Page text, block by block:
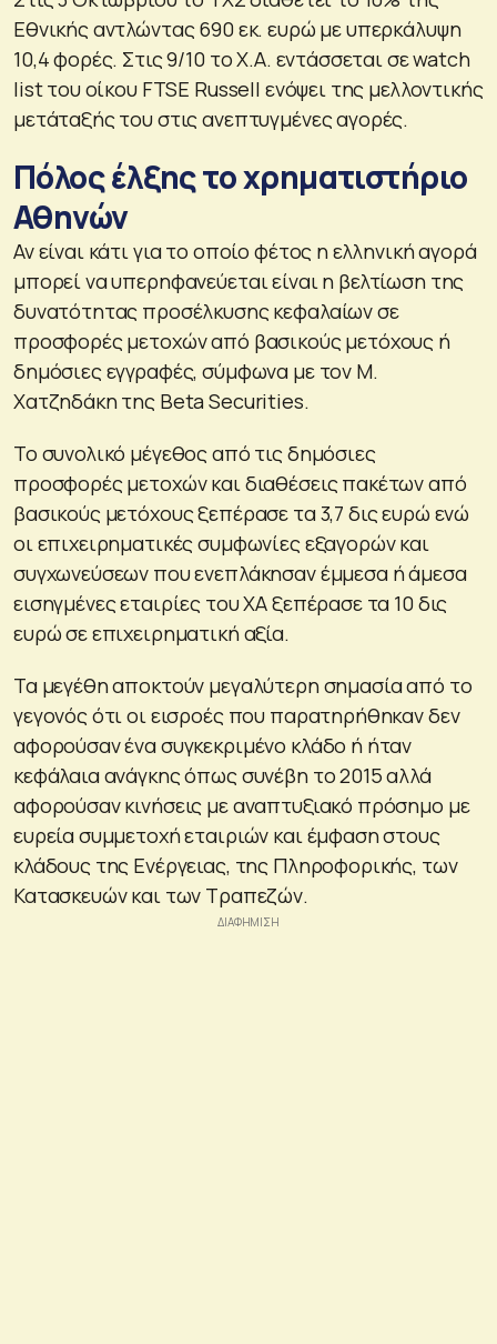
Εθνικής αντλώντας 690 εκ. ευρώ με υπερκάλυψη
10,4 φορές. Στις 9/10 το Χ.Α. εντάσσεται σε watch
list του οίκου FTSE Russell ενόψει της μελλοντικής
μετάταξής του στις ανεπτυγμένες αγορές.
Πόλος έλξης το χρηματιστήριο
Αθηνών
Αν είναι κάτι για το οποίο φέτος η ελληνική αγορά
μπορεί να υπερηφανεύεται είναι η βελτίωση της
δυνατότητας προσέλκυσης κεφαλαίων σε
προσφορές μετοχών από βασικούς μετόχους ή
δημόσιες εγγραφές, σύμφωνα με τον Μ.
Χατζηδάκη της Beta Securities.
Το συνολικό μέγεθος από τις δημόσιες
προσφορές μετοχών και διαθέσεις πακέτων από
βασικούς μετόχους ξεπέρασε τα 3,7 δις ευρώ ενώ
οι επιχειρηματικές συμφωνίες εξαγορών και
συγχωνεύσεων που ενεπλάκησαν έμμεσα ή άμεσα
εισηγμένες εταιρίες του ΧΑ ξεπέρασε τα 10 δις
ευρώ σε επιχειρηματική αξία.
Τα μεγέθη αποκτούν μεγαλύτερη σημασία από το
γεγονός ότι οι εισροές που παρατηρήθηκαν δεν
αφορούσαν ένα συγκεκριμένο κλάδο ή ήταν
κεφάλαια ανάγκης όπως συνέβη το 2015 αλλά
αφορούσαν κινήσεις με αναπτυξιακό πρόσημο με
ευρεία συμμετοχή εταιριών και έμφαση στους
κλάδους της Ενέργειας, της Πληροφορικής, των
Κατασκευών και των Τραπεζών.